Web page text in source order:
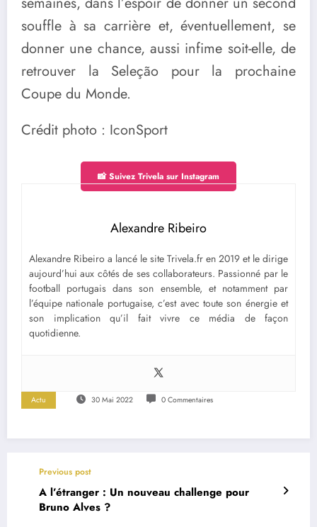
souffle à sa carrière et, éventuellement, se
donner une chance, aussi infime soit-elle, de
retrouver la Seleção pour la prochaine
Coupe du Monde.
Crédit photo : IconSport
📸 Suivez Trivela sur Instagram
Alexandre Ribeiro
Alexandre Ribeiro a lancé le site Trivela.fr en 2019 et le dirige
aujourd’hui aux côtés de ses collaborateurs. Passionné par le
football portugais dans son ensemble, et notamment par
l’équipe nationale portugaise, c’est avec toute son énergie et
son implication qu’il fait vivre ce média de façon
quotidienne.
Actu 30 Mai 2022 0 Commentaires
Previous post
A l’étranger : Un nouveau challenge pour
Bruno Alves ?